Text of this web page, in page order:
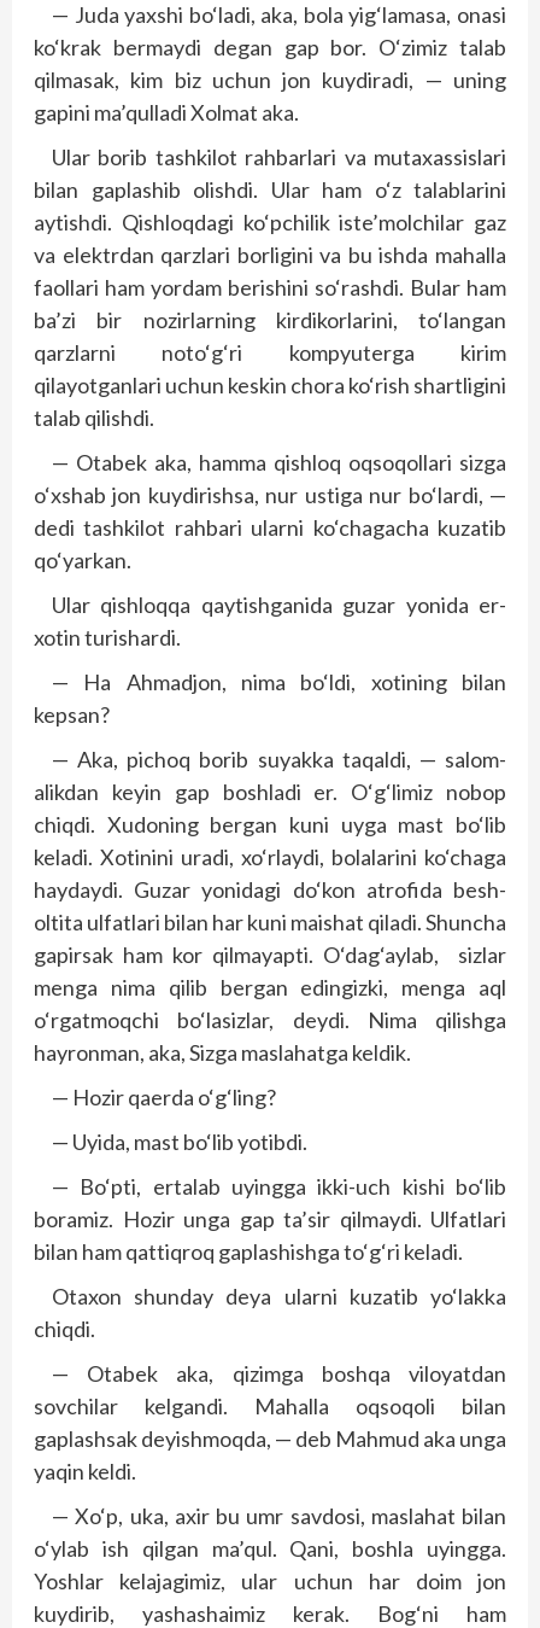
— Juda yaxshi bo‘ladi, aka, bola yig‘lamasa, onasi
ko‘krak bermaydi degan gap bor. O‘zimiz talab
qilmasak, kim biz uchun jon kuydiradi, — uning
gapini ma’qulladi Xolmat aka.
Ular borib tashkilot rahbarlari va mutaxassislari
bilan gaplashib olishdi. Ular ham o‘z talablarini
aytishdi. Qishloqdagi ko‘pchilik iste’molchilar gaz
va elektrdan qarzlari borligini va bu ishda mahalla
faollari ham yordam berishini so‘rashdi. Bular ham
ba’zi bir nozirlarning kirdikorlarini, to‘langan
qarzlarni noto‘g‘ri kompyuterga kirim
qilayotganlari uchun keskin chora ko‘rish shartligini
talab qilishdi.
— Otabek aka, hamma qishloq oqsoqollari sizga
o‘xshab jon kuydirishsa, nur ustiga nur bo‘lardi, —
dedi tashkilot rahbari ularni ko‘chagacha kuzatib
qo‘yarkan.
Ular qishloqqa qaytishganida guzar yonida er-
xotin turishardi.
— Ha Ahmadjon, nima bo‘ldi, xotining bilan
kepsan?
— Aka, pichoq borib suyakka taqaldi, — salom-
alikdan keyin gap boshladi er. O‘g‘limiz nobop
chiqdi. Xudoning bergan kuni uyga mast bo‘lib
keladi. Xotinini uradi, xo‘rlaydi, bolalarini ko‘chaga
haydaydi. Guzar yonidagi do‘kon atrofida besh-
oltita ulfatlari bilan har kuni maishat qiladi. Shuncha
gapirsak ham kor qilmayapti. O‘dag‘aylab, sizlar
menga nima qilib bergan edingizki, menga aql
o‘rgatmoqchi bo‘lasizlar, deydi. Nima qilishga
hayronman, aka, Sizga maslahatga keldik.
— Hozir qaerda o‘g‘ling?
— Uyida, mast bo‘lib yotibdi.
— Bo‘pti, ertalab uyingga ikki-uch kishi bo‘lib
boramiz. Hozir unga gap ta’sir qilmaydi. Ulfatlari
bilan ham qattiqroq gaplashishga to‘g‘ri keladi.
Otaxon shunday deya ularni kuzatib yo‘lakka
chiqdi.
— Otabek aka, qizimga boshqa viloyatdan
sovchilar kelgandi. Mahalla oqsoqoli bilan
gaplashsak deyishmoqda, — deb Mahmud aka unga
yaqin keldi.
— Xo‘p, uka, axir bu umr savdosi, maslahat bilan
o‘ylab ish qilgan ma’qul. Qani, boshla uyingga.
Yoshlar kelajagimiz, ular uchun har doim jon
kuydirib, yashashaimiz kerak. Bog‘ni ham